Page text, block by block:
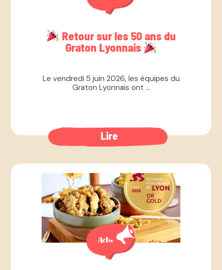
Retour sur les 50 ans du
Graton Lyonnais
Le vendredi 5 juin 2026, les équipes du
Graton Lyonnais ont ...
Lire